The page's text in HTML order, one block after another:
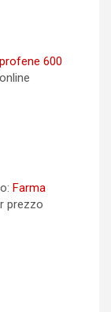
600
Farma
prezzo